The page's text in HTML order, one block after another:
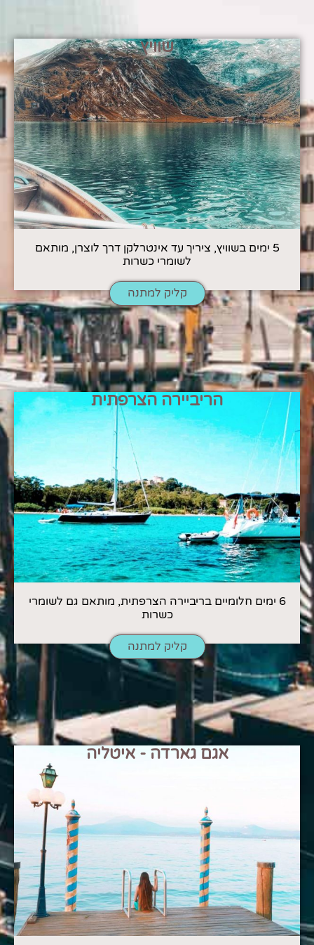
שוויץ
5 ימים בשוויץ, ציריך עד אינטרלקן דרך לוצרן, מותאם
לשומרי כשרות
קליק למתנה
הריביירה הצרפתית
6 ימים חלומיים בריביירה הצרפתית, מותאם גם לשומרי
כשרות
קליק למתנה
אגם גארדה - איטליה